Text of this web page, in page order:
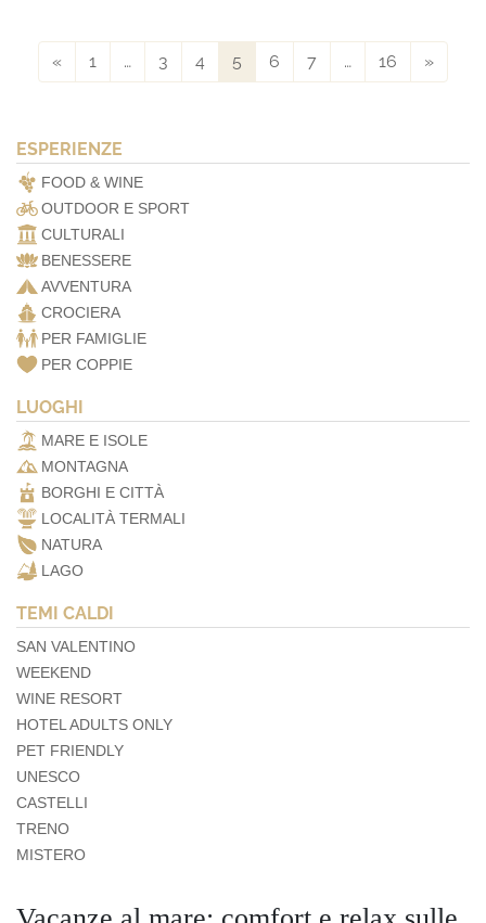
« 1 … 3 4 5 6 7 … 16 »
ESPERIENZE
FOOD & WINE
OUTDOOR E SPORT
CULTURALI
BENESSERE
AVVENTURA
CROCIERA
PER FAMIGLIE
PER COPPIE
LUOGHI
MARE E ISOLE
MONTAGNA
BORGHI E CITTÀ
LOCALITÀ TERMALI
NATURA
LAGO
TEMI CALDI
SAN VALENTINO
WEEKEND
WINE RESORT
HOTEL ADULTS ONLY
PET FRIENDLY
UNESCO
CASTELLI
TRENO
MISTERO